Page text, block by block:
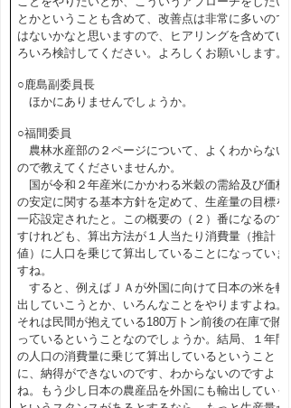
とかということも含めて、改善点は非常に多いので
はないかなと思いますので、ヒアリングを含めてい
ろいろ検討してください。よろしくお願いします。
○鹿島副委員長
ほかにありませんでしょうか。
○福間委員
農林水産部の２ページについて、よくわからない
ので教えてくださいませんか。
国が令和２年産米にかかわる米穀の需給及び価格
の安定に関する基本方針を定めて、生産量の目標を
一応設定されたと。この概要の（２）番になるので
すけれども、算出方法が１人当たり消費量（推計
値）に人口を乗じて算出していることになっていま
すね。
すると、例えばＪＡが外国に向けて日本の米を輸
出していこうとか、いろんなことをやりますよね。
それは民間が抱えている180万トン前後の在庫で賄
っているということなのでしょうか。結局、１年間
の人口の消費量に乗じて算出しているということ
に、納得ができないのです、わからないのですよ
ね。もう少し日本の農産品を外国にも輸出していく